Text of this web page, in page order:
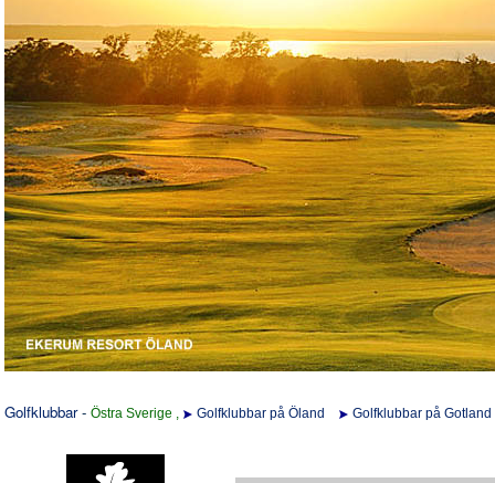
Golfklubbar- Östra Sverige , Golfklubbar på Öland Golfklubbar på Gotland